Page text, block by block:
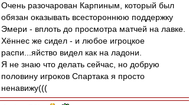
Очень разочарован Карпиным, который был
обязан оказывать всестороннюю поддержку
Эмери - вплоть до просмотра матчей на лавке.
Хённес же сидел - и любое игроцкое
распи...яйство видел как на ладони.
Я не знаю что делать сейчас, но добрую
половину игроков Спартака я просто
ненавижу(((